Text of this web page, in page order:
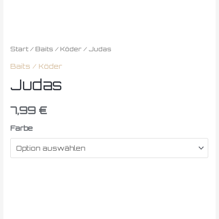
Start / Baits / Köder / Judas
Baits / Köder
Judas
7,99 €
Farbe